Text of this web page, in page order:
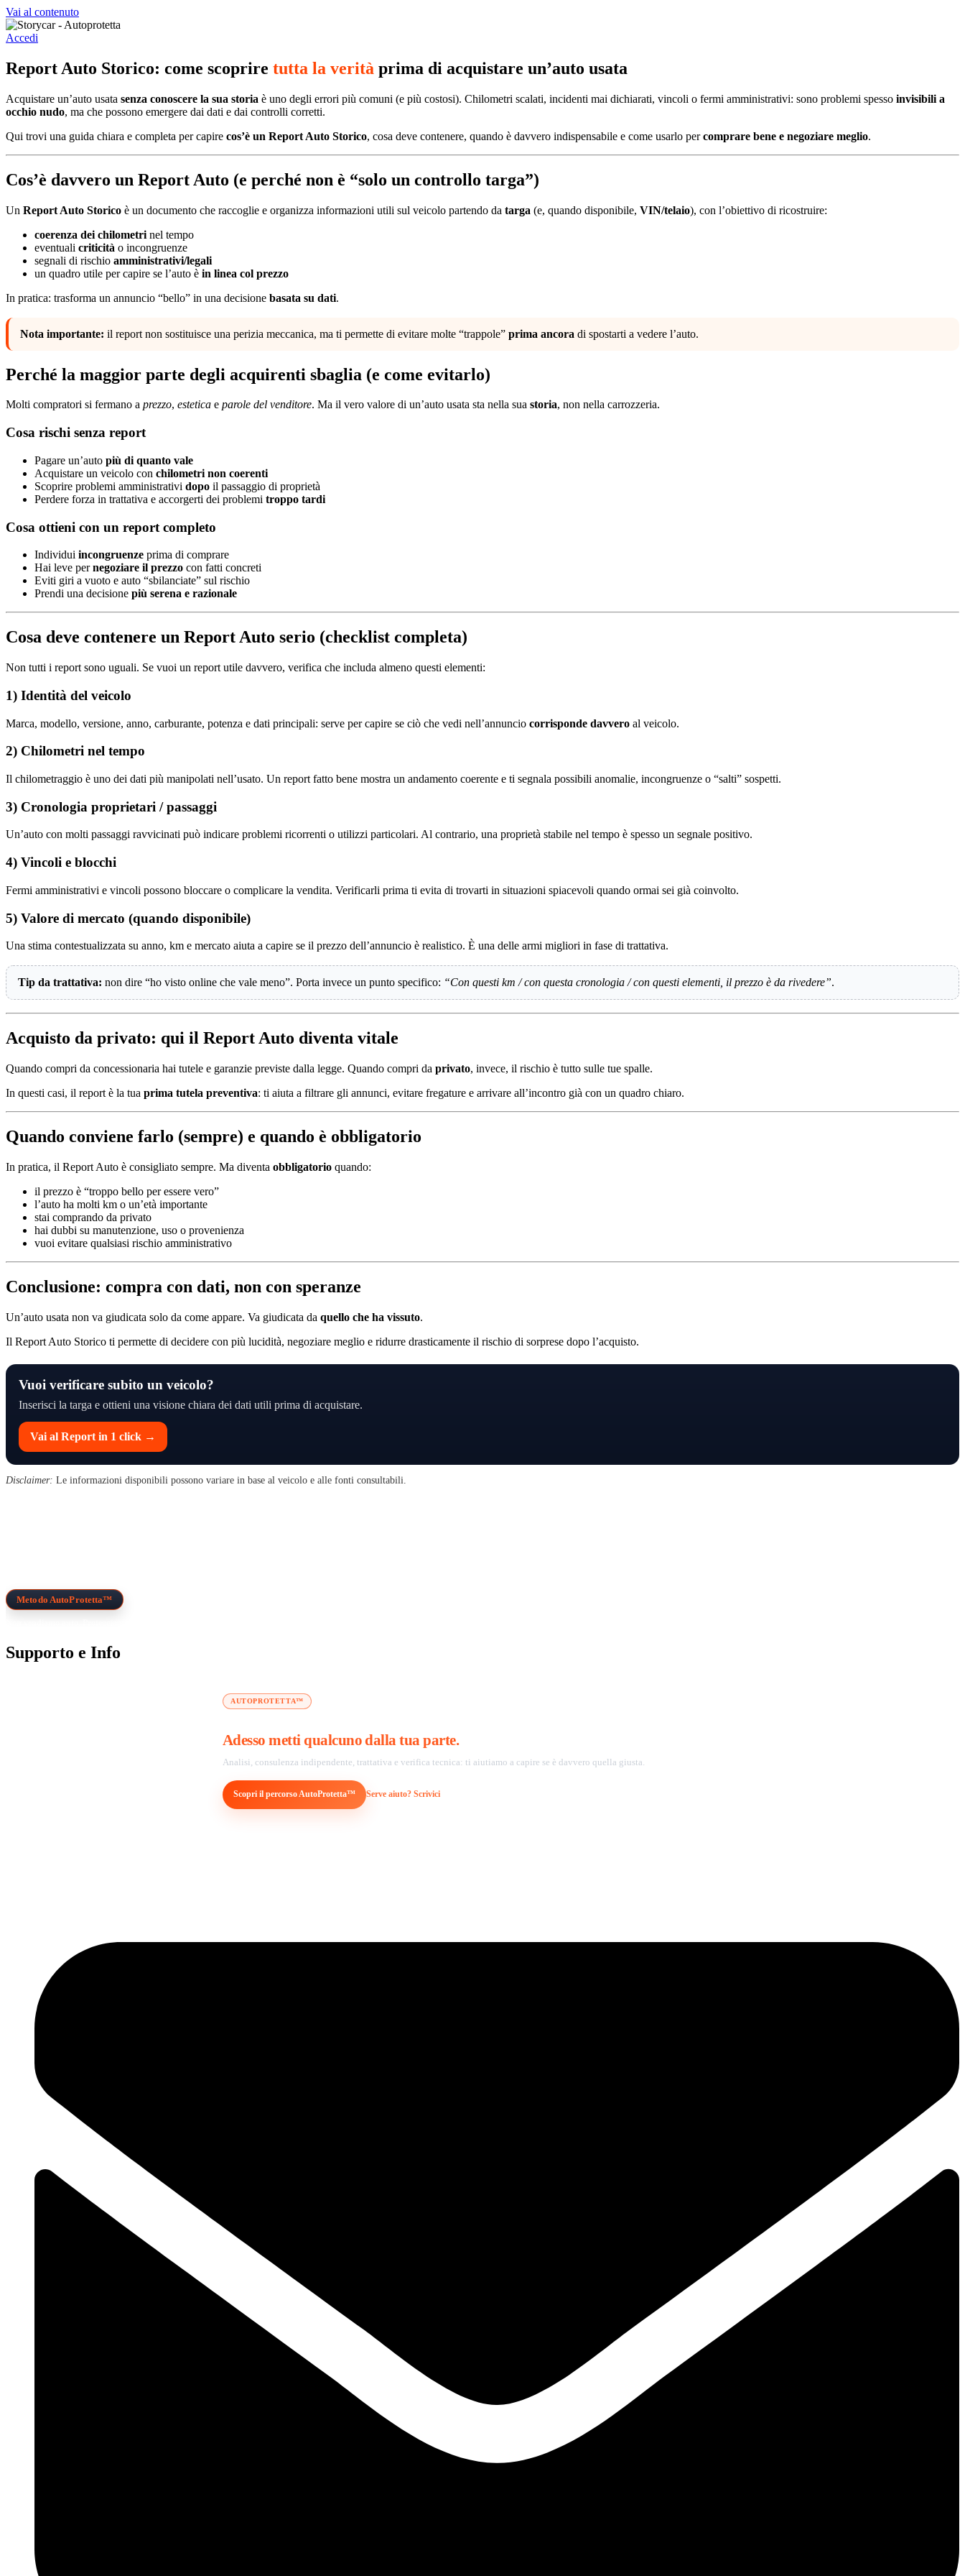
Vai al contenuto
Accedi
Report Auto Storico: come scoprire tutta la verità prima di acquistare un’auto usata
Acquistare un’auto usata senza conoscere la sua storia è uno degli errori più comuni (e più costosi). Chilometri scalati, incidenti mai dichiarati, vincoli o fermi amministrativi: sono problemi spesso invisibili a
occhio nudo, ma che possono emergere dai dati e dai controlli corretti.
Qui trovi una guida chiara e completa per capire cos’è un Report Auto Storico, cosa deve contenere, quando è davvero indispensabile e come usarlo percomprare bene e negoziare meglio.
Cos’è davvero un Report Auto (e perché non è “solo un controllo targa”)
Un Report Auto Storico è un documento che raccoglie e organizza informazioni utili sul veicolo partendo da targa (e, quando disponibile, VIN/telaio), con l’obiettivo di ricostruire:
coerenza dei chilometri nel tempo
eventuali criticità o incongruenze
segnali di rischio amministrativi/legali
un quadro utile per capire se l’auto è in linea col prezzo
In pratica: trasforma un annuncio “bello” in una decisione basata su dati.
Nota importante: il report non sostituisce una perizia meccanica, ma ti permette di evitare molte “trappole” prima ancora di spostarti a vedere l’auto.
Perché la maggior parte degli acquirenti sbaglia (e come evitarlo)
Molti compratori si fermano a prezzo, estetica e parole del venditore. Ma il vero valore di un’auto usata sta nella sua storia, non nella carrozzeria.
Cosa rischi senza report
Pagare un’auto più di quanto vale
Acquistare un veicolo con chilometri non coerenti
Scoprire problemi amministrativi dopo il passaggio di proprietà
Perdere forza in trattativa e accorgerti dei problemi troppo tardi
Cosa ottieni con un report completo
Individui incongruenze prima di comprare
Hai leve pernegoziare il prezzo con fatti concreti
Eviti giri a vuoto e auto “sbilanciate” sul rischio
Prendi una decisione più serena e razionale
Cosa deve contenere un Report Auto serio (checklist completa)
Non tutti i report sono uguali. Se vuoi un report utile davvero, verifica che includa almeno questi elementi:
1) Identità del veicolo
Marca, modello, versione, anno, carburante, potenza e dati principali: serve per capire se ciò che vedi nell’annuncio corrisponde davvero al veicolo.
2) Chilometri nel tempo
Il chilometraggio è uno dei dati più manipolati nell’usato. Un report fatto bene mostra un andamento coerente e ti segnala possibili anomalie, incongruenze o “salti” sospetti.
3) Cronologia proprietari / passaggi
Un’auto con molti passaggi ravvicinati può indicare problemi ricorrenti o utilizzi particolari. Al contrario, una proprietà stabile nel tempo è spesso un segnale positivo.
4) Vincoli e blocchi
Fermi amministrativi e vincoli possono bloccare o complicare la vendita. Verificarli prima ti evita di trovarti in situazioni spiacevoli quando ormai sei già coinvolto.
5) Valore di mercato (quando disponibile)
Una stima contestualizzata su anno, km e mercato aiuta a capire se il prezzo dell’annuncio è realistico. È una delle armi migliori in fase di trattativa.
Tip da trattativa: non dire “ho visto online che vale meno”. Porta invece un punto specifico: “Con questi km / con questa cronologia / con questi elementi, il prezzo è da rivedere”.
Acquisto da privato: qui il Report Auto diventa vitale
Quando compri da concessionaria hai tutele e garanzie previste dalla legge. Quando compri da privato, invece, il rischio è tutto sulle tue spalle.
In questi casi, il report è la tua prima tutela preventiva: ti aiuta a filtrare gli annunci, evitare fregature e arrivare all’incontro già con un quadro chiaro.
Quando conviene farlo (sempre) e quando è obbligatorio
In pratica, il Report Auto è consigliato sempre. Ma diventa obbligatorio quando:
il prezzo è “troppo bello per essere vero”
l’auto ha molti km o un’età importante
stai comprando da privato
hai dubbi su manutenzione, uso o provenienza
vuoi evitare qualsiasi rischio amministrativo
Conclusione: compra con dati, non con speranze
Un’auto usata non va giudicata solo da come appare. Va giudicata da quello che ha vissuto.
Il Report Auto Storico ti permette di decidere con più lucidità, negoziare meglio e ridurre drasticamente il rischio di sorprese dopo l’acquisto.
Vuoi verificare subito un veicolo?
Inserisci la targa e ottieni una visione chiara dei dati utili prima di acquistare.
Vai al Report in 1 click →
Disclaimer: Le informazioni disponibili possono variare in base al veicolo e alle fonti consultabili.
Metodo AutoProtetta™
Supporto e Info
AUTOPROTETTA™
Adesso metti qualcuno dalla tua parte.
Analisi, consulenza indipendente, trattativa e verifica tecnica: ti aiutiamo a capire se è davvero quella giusta.
Scopri il percorso AutoProtetta™ Serve aiuto? Scrivici